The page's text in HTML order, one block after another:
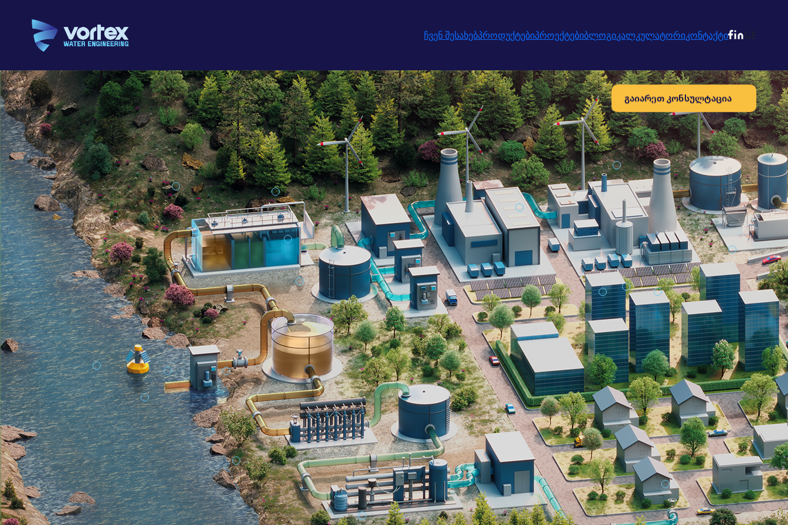
ჩვენ შესახებპროდუქტებიპროექტებიბლოგიკალკულატორიკონტაქტი GE
გაიარეთ კონსულტაცია